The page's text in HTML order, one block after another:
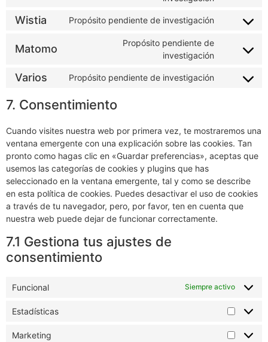
investigación
Propósito pendiente de
Propósito pendiente de investigación
Propósito pendiente de
7. Consentimiento
Cuando visites nuestra web por primera vez, te mostraremos una
ventana emergente con una explicación sobre las cookies. Tan
pronto como hagas clic en «Guardar preferencias», aceptas que
usemos las categorías de cookies y plugins que has
seleccionado en la ventana emergente, tal y como se describe
a través de tu navegador, pero, por favor, ten en cuenta que
nuestra web puede dejar de funcionar correctamente.
7.1 Gestiona tus ajustes de
consentimiento